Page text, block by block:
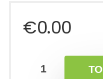
€0.00